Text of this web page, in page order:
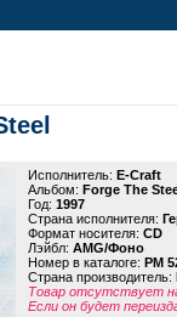
Исполнитель: E-Craft
Альбом: Forge The
Год: 1997
Страна исполнителя:
Формат носителя: CD
Лэйбл: AMG/Фоно
Номер в каталоге: PM
Страна производитель:
Товар отсутствует
Если он будет